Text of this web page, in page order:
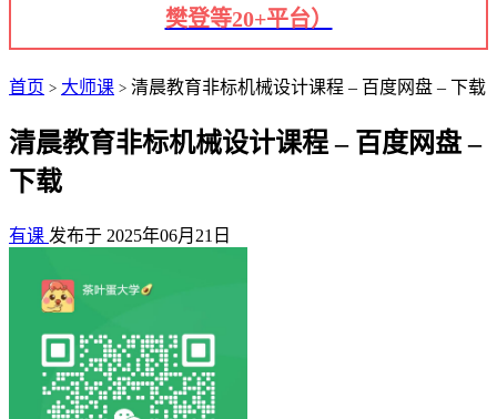
樊登等20+平台）
首页 > 大师课 > 清晨教育非标机械设计课程 – 百度网盘 – 下载
清晨教育非标机械设计课程 – 百度网盘 –
下载
有课 发布于 2025年06月21日